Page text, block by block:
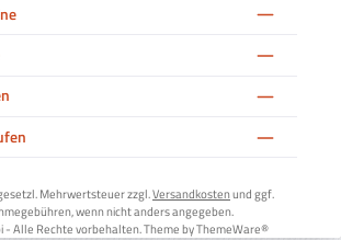
Mehrwertsteuer zzgl.Versandkostenund ggf.
wenn nicht anders angegeben.
- Alle Rechte vorbehalten. Theme byThemeWare®